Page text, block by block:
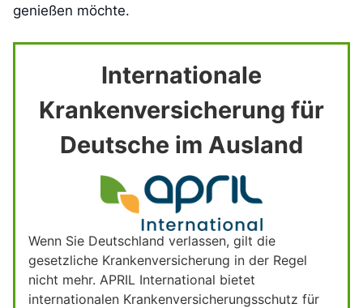
genießen möchte.
Internationale
Krankenversicherung für
Deutsche im Ausland
Wenn Sie Deutschland verlassen, gilt die
gesetzliche Krankenversicherung in der Regel
nicht mehr. APRIL International bietet
internationalen Krankenversicherungsschutz für